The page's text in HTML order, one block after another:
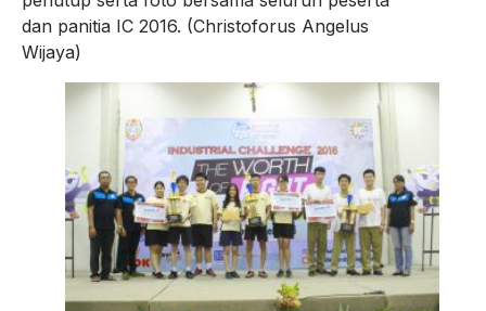
dan panitia IC 2016. (Christoforus Angelus
Wijaya)